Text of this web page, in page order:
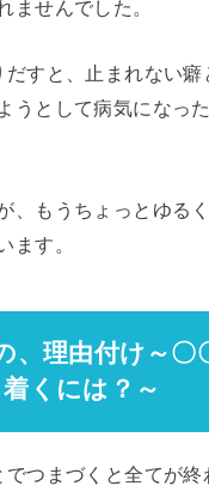
ませんでした。
すと、止まれない
うとして病気になっ
、もうちょっとゆる
ます。
理由付け～〇
くには？～
つまづくと全てが